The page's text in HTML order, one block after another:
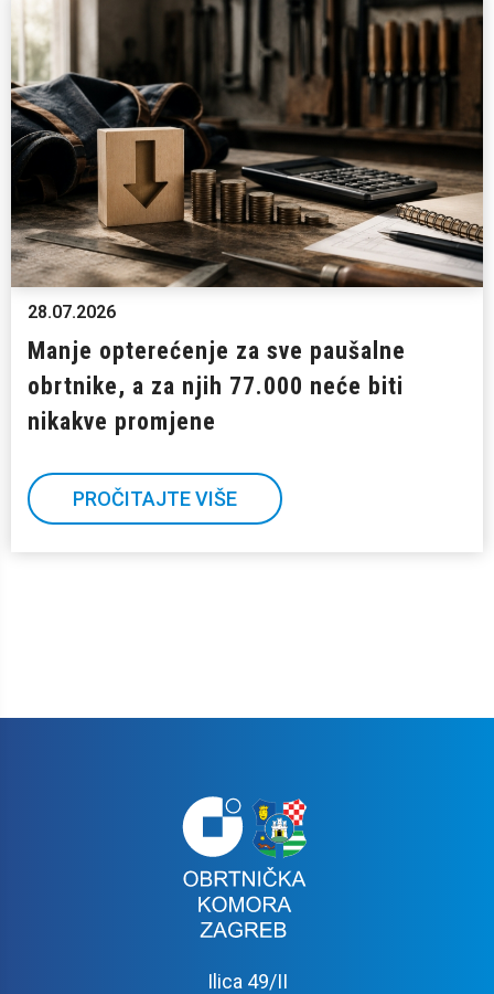
28.07.2026
Manje opterećenje za sve paušalne
obrtnike, a za njih 77.000 neće biti
nikakve promjene
PROČITAJTE VIŠE
Ilica 49/II